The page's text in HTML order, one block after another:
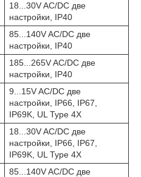
18...30V AC/DC две
настройки, IP40
85...140V AC/DC две
настройки, IP40
185...265V AC/DC две
настройки, IP40
9...15V AC/DC две
настройки, IP66, IP67,
IP69K, UL Type 4X
18...30V AC/DC две
настройки, IP66, IP67,
IP69K, UL Type 4X
85...140V AC/DC две